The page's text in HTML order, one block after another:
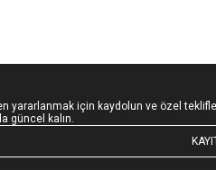
yararlanmak için kaydolun ve özel
güncel kalın.